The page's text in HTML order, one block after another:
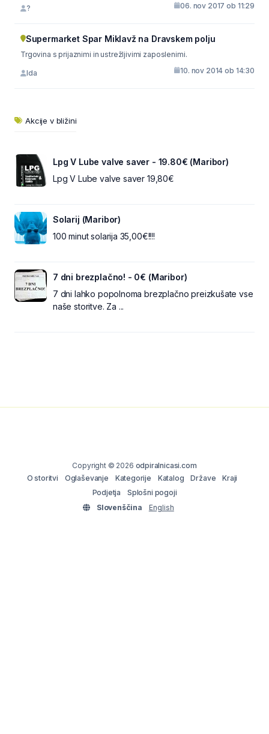
? 06. nov 2017 ob 11:29
Supermarket Spar Miklavž na Dravskem polju
Trgovina s prijaznimi in ustrežljivimi zaposlenimi.
Ida 10. nov 2014 ob 14:30
Akcije v bližini
Lpg V Lube valve saver - 19.80€ (Maribor)
Lpg V Lube valve saver 19,80€
Solarij (Maribor)
100 minut solarija 35,00€!!!!
7 dni brezplačno! - 0€ (Maribor)
7 dni lahko popolnoma brezplačno preizkušate vse
naše storitve. Za ...
Copyright © 2026 odpiralnicasi.com
O storitvi
Oglaševanje Kategorije Katalog Države
Kraji
Podjetja
Splošni pogoji
Slovenščina
English